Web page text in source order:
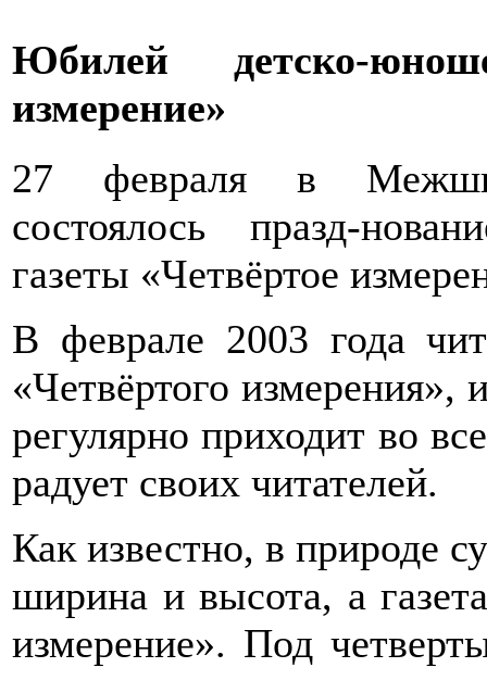
Юбилей детско-
измерение»
27 февраля в
состоялось празд-
газеты «Четвёртое
В феврале 2003 года
«Четвёртого измерения»,
регулярно приходит во
радует своих читателей.
Как известно, в природе
ширина и высота, а
измерение». Под